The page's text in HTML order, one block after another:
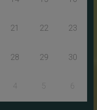
21 22 23
28 29 30
4 5 6